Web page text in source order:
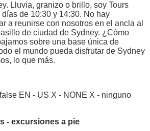
Lluvia, granizo o brillo, soy Tours
de 10:30 y 14:30. No hay
a reunirse con nosotros en el ancla al
de ciudad de Sydney. ¿Cómo
sobre una base única de
el mundo pueda disfrutar de Sydney
lo que más.
EN - US X - NONE X - ninguno
- excursiones a pie